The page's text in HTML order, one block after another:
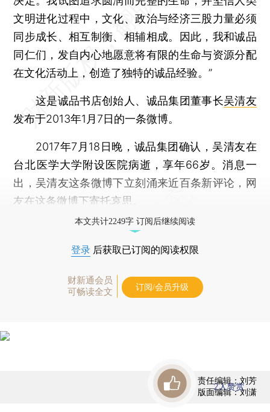
文明进化过程中，文化、政治与经济三股力量必须
同步成长、相互制衡、相辅相成。因此，我和诚品
同仁们，发自内心地愿意将有限的生命与资源分配
在文化活动上，创造了独特的诚品经验。”
这是诚品书店创始人、诚品集团董事长吴清友
发布于2013年1月7日的一条微博。
2017年7月18日晚，诚品集团确认，吴清友在
台北医学大学附设医院病逝，享年66岁。消息一
出，吴清友这条微博下立刻涌来近百条新评论，网
友在这条微博下寄托哀思。
本文共计2249字 订阅后继续阅读
登录 后获取已订阅的阅读权限
财新通会员
可畅读全文
订阅/会员升级
责任编辑：刘芳
版面编辑：刘潇
2人赞赏